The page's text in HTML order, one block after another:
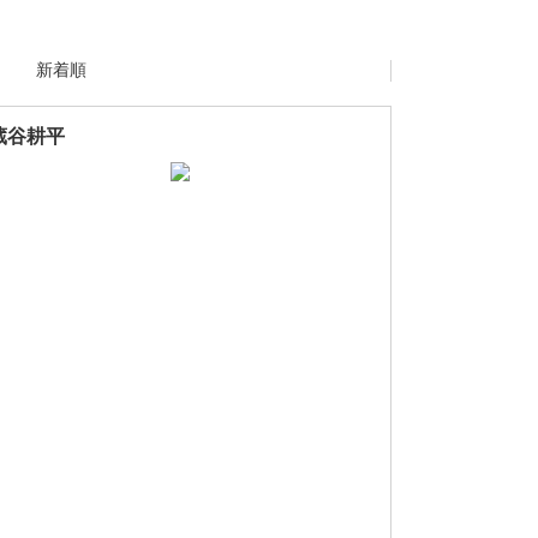
新着順
谷耕平